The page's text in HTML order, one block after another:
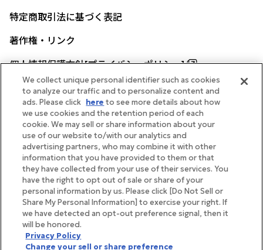
特定商取引法に基づく表記
著作権・リンク
個人情報保護方針[プライバシーポリシー]
帝国ホテル公式サイト
FOLLOW
Copyright Imperial Hotel, Ltd.
We collect unique personal identifier such as cookies
to analyze our traffic and to personalize content and
ads. Please click here to see more details about how
we use cookies and the retention period of each
cookie. We may sell or share information about your
use of our website to/with our analytics and
advertising partners, who may combine it with other
information that you have provided to them or that
they have collected from your use of their services. You
have the right to opt out of sale or share of your
personal information by us. Please click [Do Not Sell or
Share My Personal Information] to exercise your right. If
we have detected an opt-out preference signal, then it
will be honored.
Privacy Policy
Change your sell or share preference